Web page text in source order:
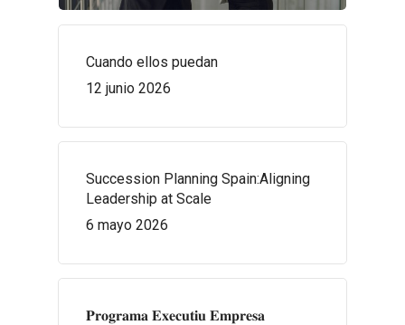
Cuando ellos puedan
12 junio 2026
Succession Planning Spain:Aligning
Leadership at Scale
6 mayo 2026
𝐏𝐫𝐨𝐠𝐫𝐚𝐦𝐚 𝐄𝐱𝐞𝐜𝐮𝐭𝐢𝐮 𝐄𝐦𝐩𝐫𝐞𝐬𝐚